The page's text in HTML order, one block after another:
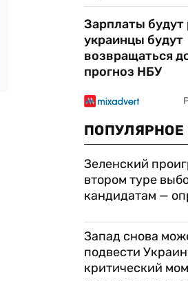
Зарплаты будут
украинцы будут
возвращаться
прогноз НБУ
ПОПУЛЯРНОЕ
Зеленский
втором туре
кандидатам —
Запад снова
подвести
критический